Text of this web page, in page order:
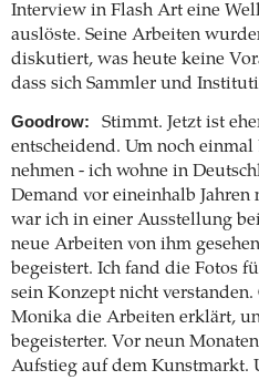
Interview in Flash Art eine
auslöste. Seine Arbeiten
diskutiert, was heute keine
dass sich Sammler und
Goodrow:
Stimmt. Jetzt ist
entscheidend. Um noch
nehmen - ich wohne in
Demand vor eineinhalb Jahren
war ich in einer Ausstellung
neue Arbeiten von ihm
begeistert. Ich fand die Fotos
sein Konzept nicht
Monika die Arbeiten erklärt,
begeisterter. Vor neun
Aufstieg auf dem Kunstmarkt.